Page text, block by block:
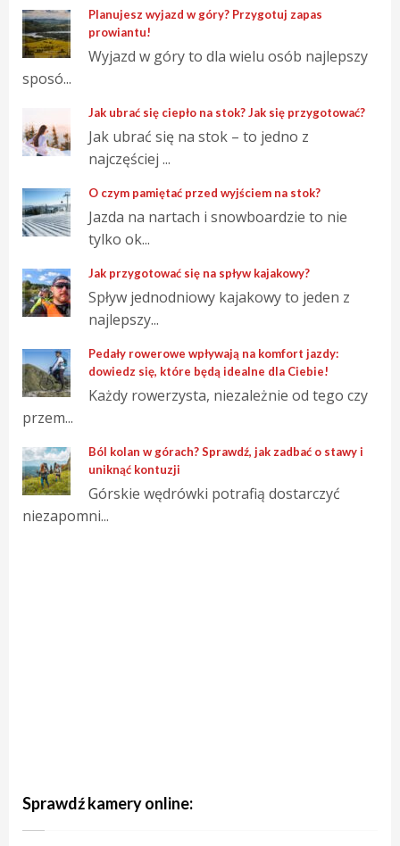
Planujesz wyjazd w góry? Przygotuj zapas
prowiantu!
Wyjazd w góry to dla wielu osób najlepszy
sposó...
Jak ubrać się ciepło na stok? Jak się przygotować?
Jak ubrać się na stok – to jedno z
najczęściej ...
O czym pamiętać przed wyjściem na stok?
Jazda na nartach i snowboardzie to nie
tylko ok...
Jak przygotować się na spływ kajakowy?
Spływ jednodniowy kajakowy to jeden z
najlepszy...
Pedały rowerowe wpływają na komfort jazdy:
dowiedz się, które będą idealne dla Ciebie!
Każdy rowerzysta, niezależnie od tego czy
przem...
Ból kolan w górach? Sprawdź, jak zadbać o stawy i
uniknąć kontuzji
Górskie wędrówki potrafią dostarczyć
niezapomni...
Sprawdź kamery online: